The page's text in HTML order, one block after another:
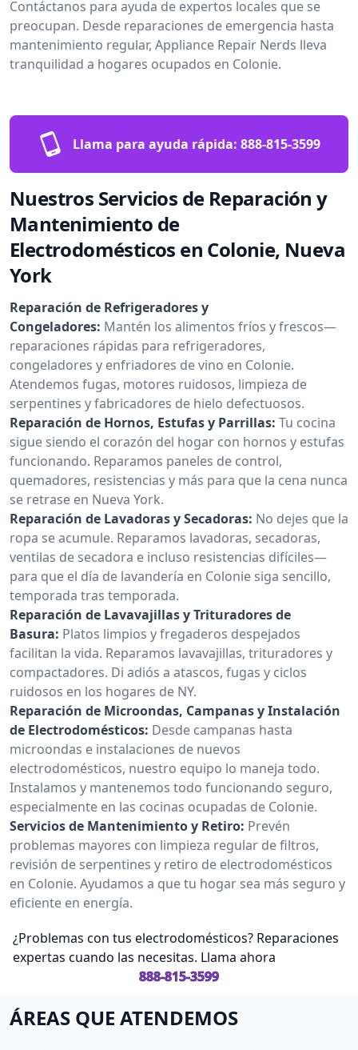
Contáctanos para ayuda de expertos locales que se
preocupan. Desde reparaciones de emergencia hasta
mantenimiento regular, Appliance Repair Nerds lleva
tranquilidad a hogares ocupados en Colonie.
Llama para ayuda rápida: 888-815-3599
Nuestros Servicios de Reparación y
Mantenimiento de
Electrodomésticos en Colonie, Nueva
York
Reparación de Refrigeradores y
Congeladores: Mantén los alimentos fríos y frescos—
reparaciones rápidas para refrigeradores,
congeladores y enfriadores de vino en Colonie.
Atendemos fugas, motores ruidosos, limpieza de
serpentines y fabricadores de hielo defectuosos.
Reparación de Hornos, Estufas y Parrillas: Tu cocina
sigue siendo el corazón del hogar con hornos y estufas
funcionando. Reparamos paneles de control,
quemadores, resistencias y más para que la cena nunca
se retrase en Nueva York.
Reparación de Lavadoras y Secadoras: No dejes que la
ropa se acumule. Reparamos lavadoras, secadoras,
ventilas de secadora e incluso resistencias difíciles—
para que el día de lavandería en Colonie siga sencillo,
temporada tras temporada.
Reparación de Lavavajillas y Trituradores de
Basura: Platos limpios y fregaderos despejados
facilitan la vida. Reparamos lavavajillas, trituradores y
compactadores. Di adiós a atascos, fugas y ciclos
ruidosos en los hogares de NY.
Reparación de Microondas, Campanas y Instalación
de Electrodomésticos: Desde campanas hasta
microondas e instalaciones de nuevos
electrodomésticos, nuestro equipo lo maneja todo.
Instalamos y mantenemos todo funcionando seguro,
especialmente en las cocinas ocupadas de Colonie.
Servicios de Mantenimiento y Retiro: Prevén
problemas mayores con limpieza regular de filtros,
revisión de serpentines y retiro de electrodomésticos
en Colonie. Ayudamos a que tu hogar sea más seguro y
eficiente en energía.
¿Problemas con tus electrodomésticos? Reparaciones
expertas cuando las necesitas. Llama ahora
888-815-3599
ÁREAS QUE ATENDEMOS